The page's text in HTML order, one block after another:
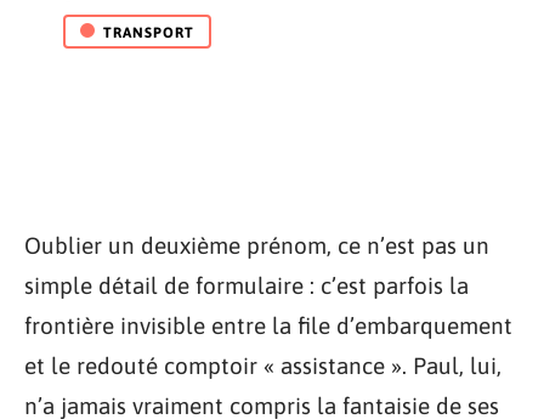
TRANSPORT
Oublier un deuxième prénom, ce n’est pas un
simple détail de formulaire : c’est parfois la
frontière invisible entre la file d’embarquement
et le redouté comptoir « assistance ». Paul, lui,
n’a jamais vraiment compris la fantaisie de ses